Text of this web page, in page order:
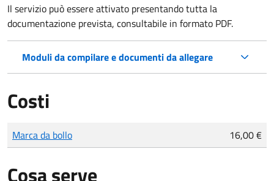
Il servizio può essere attivato presentando tutta la
documentazione prevista, consultabile in formato PDF.
Moduli da compilare e documenti da allegare
Costi
Tipo di pagamento
Importo
Marca da bollo 16,00 €
Cosa serve